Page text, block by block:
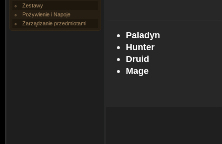
Zestawy
Pożywienie i Napoje
Zarządzanie przedmiotami
Paladyn
Hunter
Druid
Mage